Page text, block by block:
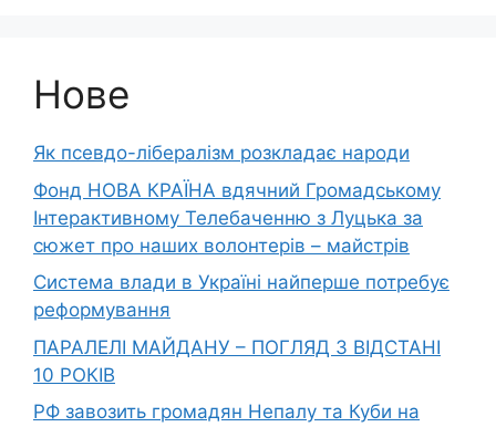
Нове
Як псевдо-лібералізм розкладає народи
Фонд НОВА КРАЇНА вдячний Громадському
Інтерактивному Телебаченню з Луцька за
сюжет про наших волонтерів – майстрів
Система влади в Україні найперше потребує
реформування
ПАРАЛЕЛІ МАЙДАНУ – ПОГЛЯД З ВІДСТАНІ
10 РОКІВ
РФ завозить громадян Непалу та Куби на